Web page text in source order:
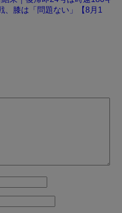
、膝は「問題ない」【8月1